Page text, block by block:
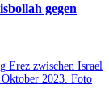
gegen